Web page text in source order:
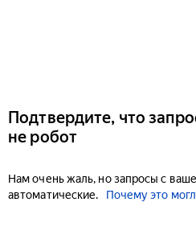
Подтвердите, что
не робот
Нам очень жаль, но запросы с
автоматические.
Почему это